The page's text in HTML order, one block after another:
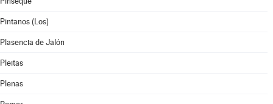
Pintanos (Los)
Plasencia de Jalón
Pleitas
Plenas